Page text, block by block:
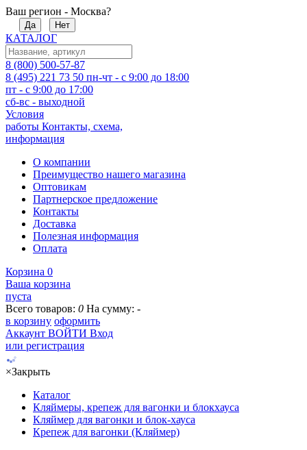
Ваш регион - Москва?
Да Нет
КАТАЛОГ
8 (800) 500-57-87
8 (495) 221 73 50 пн-чт - с 9:00 до 18:00
пт - с 9:00 до 17:00
сб-вс - выходной
Условия
работы Контакты, схема,
информация
О компании
Преимущество нашего магазина
Оптовикам
Партнерское предложение
Контакты
Доставка
Полезная информация
Оплата
Корзина 0
Ваша корзина
пуста
Всего товаров: 0 На сумму: -
в корзину оформить
Аккаунт ВОЙТИ Вход
или регистрация
×Закрыть
Каталог
Кляймеры, крепеж для вагонки и блокхауса
Кляймер для вагонки и блок-хауса
Крепеж для вагонки (Кляймер)